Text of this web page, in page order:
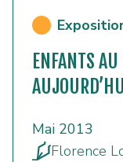
ENFANTS
AUJOURD’HUI
Mai 2013
Florence